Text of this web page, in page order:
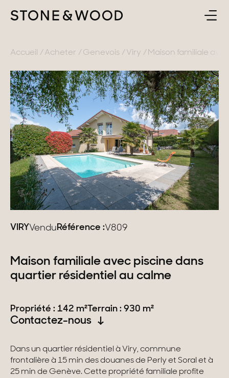
ESTIMER & VENDRE
L'AGENCE
CONTACT
FR
France
Lac d'Annecy
Genevois
Pays de Gex
Montagne
Lac du Bourget
Genève
Alpes Suisses
Nos collections
Accueil Acheter Genevois Viry Maison familiale
VIRYVendu Référence :V809
Maison familiale avec piscine dans
quartier résidentiel au calme
Propriété : 142 m²Terrain : 930 m²
Contactez-nous
Dans un quartier résidentiel à Viry, commune
frontalière à 15 min des douanes de Perly et Soral et à
25 min de Genève. Cette propriété familiale profite